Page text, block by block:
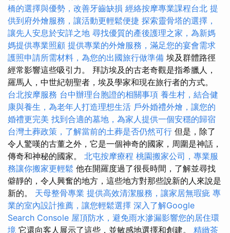
橋的選擇與優勢，改善牙齒缺損 經絡按摩專業課程台北 提
供到府外燴服務，讓活動更輕鬆便捷 探索靈骨塔的選擇，
讓先人安息於安詳之地 尋找優質的產後護理之家，為新媽
媽提供專業照顧 提供專業的外燴服務，滿足您的宴會需求
護照申請所需材料，為您的出國旅行做準備 埃及群體路徑
經常影響這些吸引力。 拜訪埃及的古老奇觀是指希臘人，
羅馬人，中世紀朝聖者，埃及學家和現在旅行者的方式。
台北按摩服務 台中辦理台胞證的相關事項 養生村，結合健
康與養生，為老年人打造理想生活 戶外婚禮外燴，讓您的
婚禮更完美 找到合適的墓地，為家人提供一個安穩的歸宿
台灣土葬政策，了解當前的土葬是否仍然可行 但是，除了
令人驚嘆的古董之外，它是一個神奇的國家，周圍是神話，
傳奇和神秘的國家。 北屯按摩療程 桃園搬家公司，專業服
務讓你搬家更輕鬆 他在開羅度過了很長時間，了解並尋找
僻靜的，令人興奮的地方，這些地方對那些說新的人來說是
新的。 天母整骨專業 提供高效清潔服務，讓家居無瑕疵 專
業的室內設計推薦，讓您輕鬆選擇 深入了解Google
Search Console 屋頂防水，避免雨水滲漏影響您的居住環
境 它還向客人展示了這些，並敏感地選擇和創建。 精緻茶